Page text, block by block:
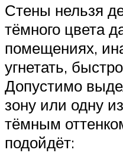
Стены нельзя
тёмного цвета
помещениях,
угнетать,
Допустимо
зону или одну
тёмным
подойдёт: